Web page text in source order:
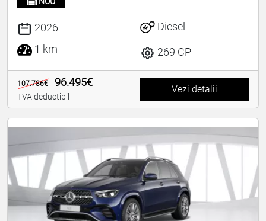
2026
1 km
Diesel
269 CP
107.786€ 96.495€
TVA deductibil
Vezi detalii